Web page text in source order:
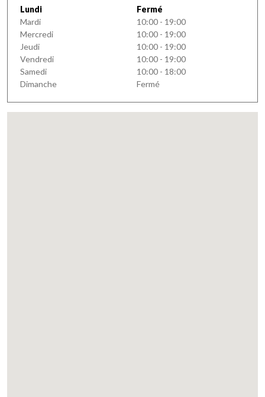
Lundi
Fermé
Mardi
10:00 - 19:00
Mercredi
10:00 - 19:00
Jeudi
10:00 - 19:00
Vendredi
10:00 - 19:00
Samedi
10:00 - 18:00
Dimanche
Fermé